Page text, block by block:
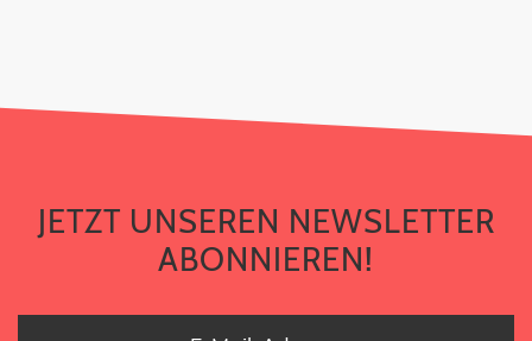
JETZT UNSEREN NEWSLETTER
ABONNIEREN!